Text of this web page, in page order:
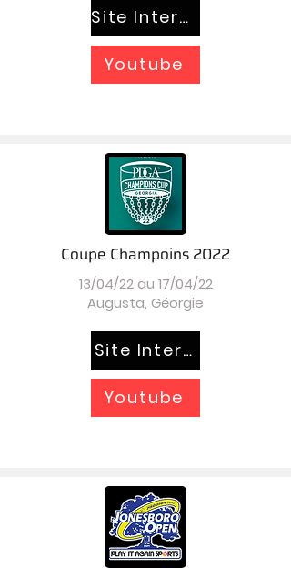
Site Internet
Youtube
Coupe Champoins 2022
13/04/22 au 17/04/22
Augusta, Géorgie
Site Internet
Youtube